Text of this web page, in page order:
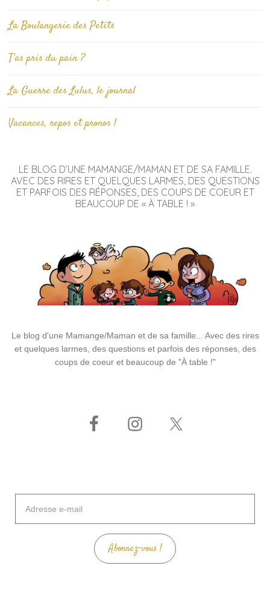
La Boulangerie des Petits
T’as pris du pain ?
La Guerre des Lulus, le journal
Vacances, repos et pronos !
LE BLOG D’UNE MAMANGE/MAMAN ET DE SA FAMILLE.
AVEC DES RIRES ET QUELQUES LARMES, DES QUESTIONS
ET PARFOIS DES RÉPONSES, DES COUPS DE COEUR ET
BEAUCOUP DE « À TABLE ! »
Le blog d'une Mamange/Maman et de sa famille... Avec des rires
et quelques larmes, des questions et parfois des réponses, des
coups de coeur et beaucoup de "À table !"
mail
Abonnez-vous !